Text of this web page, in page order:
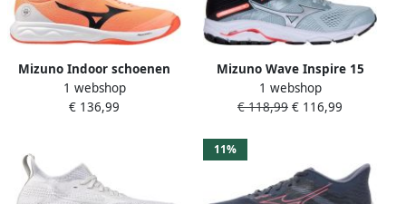
Mizuno Indoor schoenen
Wave Luminous Pro
1 webshop
€ 136,99
Mizuno Wave Inspire 15
Sportschoenen Vrouwen
grijs zilver zwart
1 webshop
€ 118,99 € 116,99
11%